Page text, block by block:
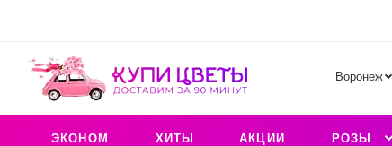
Воронеж
ЭКОНОМ ХИТЫ АКЦИИ РОЗЫ